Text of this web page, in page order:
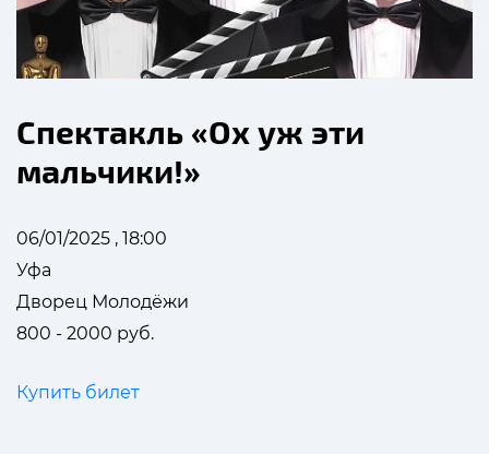
Спектакль «Ох уж эти
мальчики!»
06/01/2025 , 18:00
Уфа
Дворец Молодёжи
800 - 2000 руб.
Купить билет